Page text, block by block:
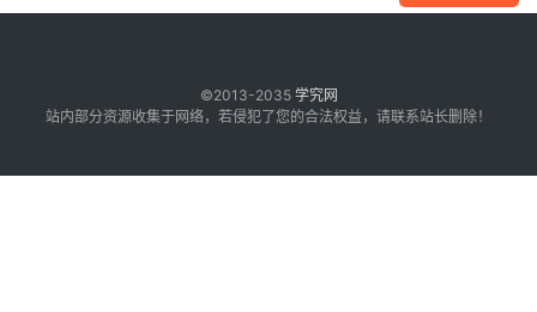
©2013-2035 学究网
站内部分资源收集于网络，若侵犯了您的合法权益，请联系站长删除！